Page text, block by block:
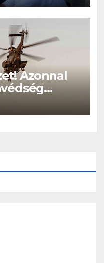
Azonnal
a baj
– Kiadták a